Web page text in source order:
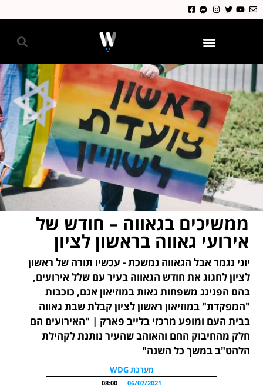
ממשיכים בגאווה – חודש של
אירועי גאווה בראשון לציון
יוני נגמר אבל הגאווה נמשכת - עכשיו תורה של ראשון
לציון לחגוג את חודש הגאווה בעיר עם שלל אירועים,
בהם הפנינג משפחות גאות במוזיאון אגם, כוכבות
"המפקדת" במוזיאון ראשון לציון קבלת שבת גאווה
בבית העם ומופע מרכזי בלייב פארק | "האירועים הם
חלק מהחיבוק החם והאוהב שהעיר נותנת לקהילת
הלהט"ב במשך כל השנה"
מערכת WDG
06/07/2021
08:00